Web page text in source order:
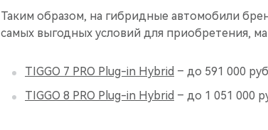
Таким образом, на гибридные автомобили
самых выгодных условий для приобретения,
TIGGO 7 PRO Plug-in Hybrid – до 591 000
TIGGO 8 PRO Plug-in Hybrid – до 1 051 000